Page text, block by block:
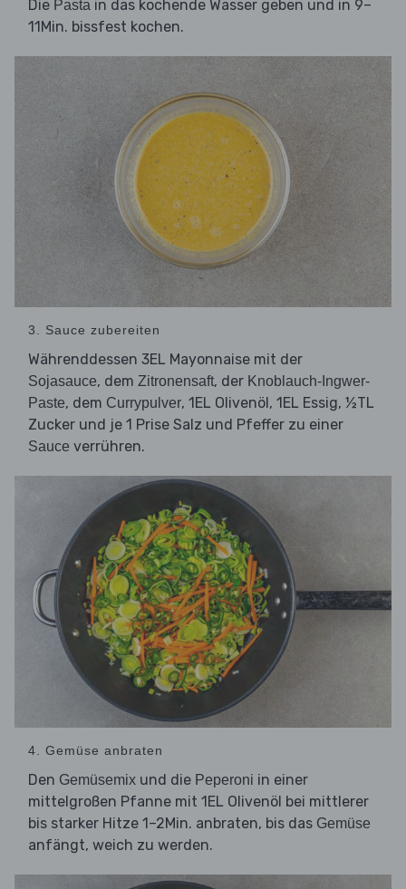
Die Pasta in das kochende Wasser geben und in 9–
11Min. bissfest kochen.
3. Sauce zubereiten
Währenddessen 3EL Mayonnaise mit der
Sojasauce, dem Zitronensaft, der Knoblauch-Ingwer-
Paste, dem Currypulver, 1EL Olivenöl, 1EL Essig, ½TL
Zucker und je 1 Prise Salz und Pfeffer zu einer
Sauce verrühren.
4. Gemüse anbraten
Den Gemüsemix und die Peperoni in einer
mittelgroßen Pfanne mit 1EL Olivenöl bei mittlerer
bis starker Hitze 1–2Min. anbraten, bis das Gemüse
anfängt, weich zu werden.